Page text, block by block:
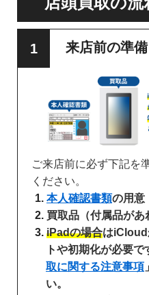
来店前の準備
ご来店前に必ず下記を
ください。
本人確認書類の用意
買取品（付属品があ
iPadの場合はiCloud
トや初期化が必要で
取に関する注意事項
い。